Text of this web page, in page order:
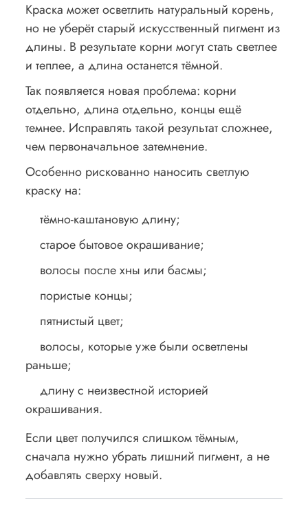
Краска может осветлить натуральный корень,
но не уберёт старый искусственный пигмент из
длины. В результате корни могут стать светлее
и теплее, а длина останется тёмной.
Так появляется новая проблема: корни
отдельно, длина отдельно, концы ещё
темнее. Исправлять такой результат сложнее,
чем первоначальное затемнение.
Особенно рискованно наносить светлую
краску на:
тёмно-каштановую длину;
старое бытовое окрашивание;
волосы после хны или басмы;
пористые концы;
пятнистый цвет;
волосы, которые уже были осветлены
раньше;
длину с неизвестной историей
окрашивания.
Если цвет получился слишком тёмным,
сначала нужно убрать лишний пигмент, а не
добавлять сверху новый.